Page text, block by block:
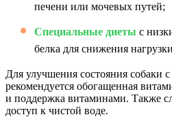
печени или мочевых путей;
Специальные диеты с
белка для снижения
Для улучшения состояния собаки
рекомендуется обогащенная
и поддержка витаминами. Также
доступ к чистой воде.